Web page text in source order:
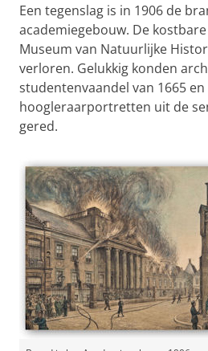
Een tegenslag is in 1906 de
academiegebouw. De
Museum van Natuurlijke
verloren. Gelukkig konden
studentenvaandel van 1665 en
hoogleraarportretten uit de
gered.